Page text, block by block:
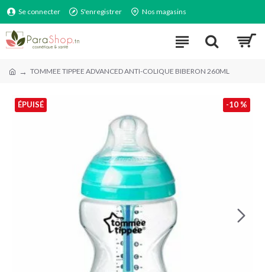
Se connecter S'enregistrer Nos magasins
TOMMEE TIPPEE ADVANCED ANTI-COLIQUE BIBERON 260ML
-10 %
ÉPUISÉ